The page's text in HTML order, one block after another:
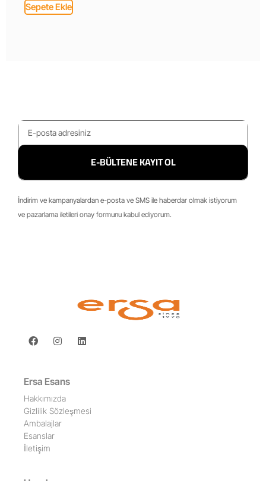
Sepete Ekle
E-BÜLTENE KAYIT OL
İndirim ve kampanyalardan e-posta ve SMS ile haberdar olmak istiyorum
ve pazarlama iletileri onay formunu kabul ediyorum.
Ersa Esans
Hakkımızda
Gizlilik Sözleşmesi
Ambalajlar
Esanslar
İletişim